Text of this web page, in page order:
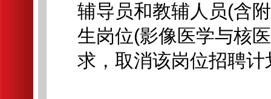
辅导员和教辅人员(含
生岗位(影像医学与核
求，取消该岗位招聘计